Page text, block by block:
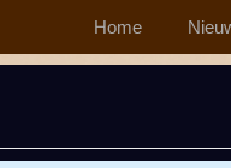
Home